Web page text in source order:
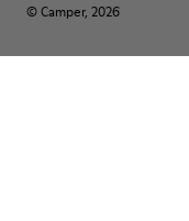
© Camper, 2026